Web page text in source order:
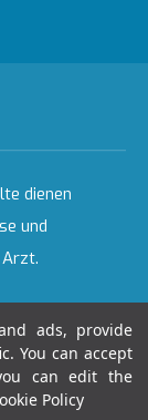
ads, provide
You can accept
can edit the
Policy
dienen
und